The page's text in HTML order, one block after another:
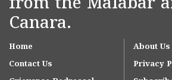
from the Malabar
Canara.
Home
About Us
Contact Us
Privacy